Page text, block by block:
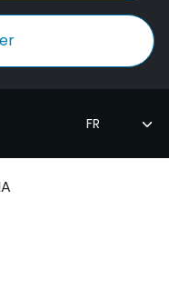
Onepoint